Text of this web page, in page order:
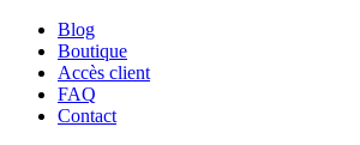
Blog
Boutique
Accès client
FAQ
Contact